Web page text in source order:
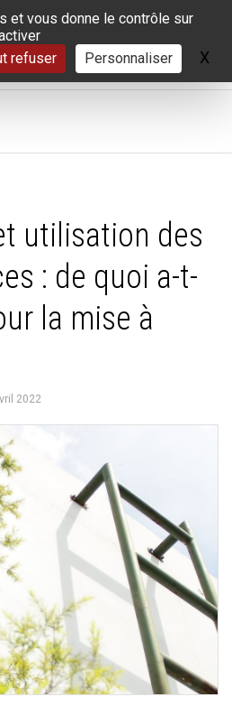
et vous donne le contrôle sur
refuser Personnaliser X
utilisation des
: de quoi a-t-
la mise à
2022